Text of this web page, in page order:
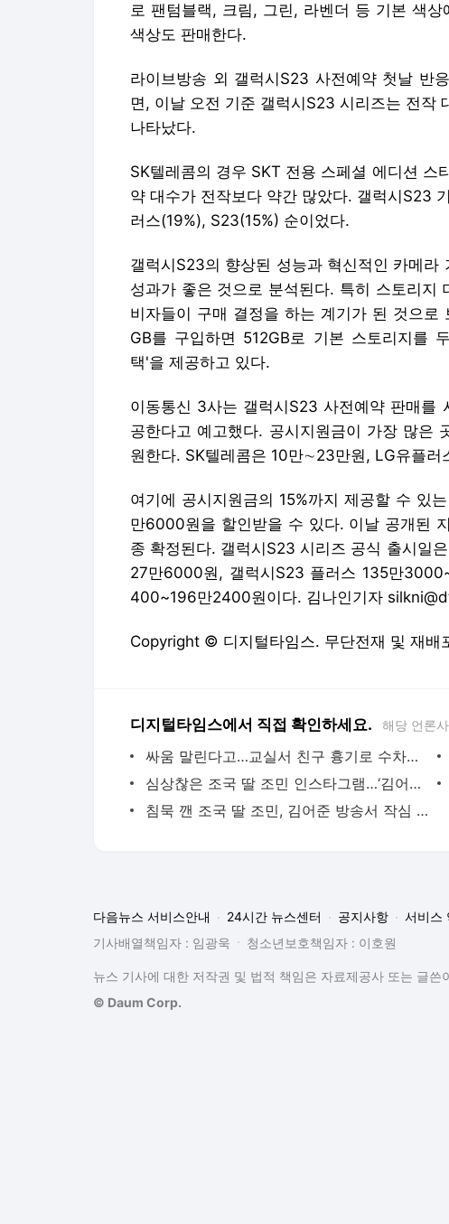
로 팬텀블랙, 크림, 그린, 라벤더 등 기본 색
색상도 판매한다.
라이브방송 외 갤럭시S23 사전예약 첫날 반
면, 이날 오전 기준 갤럭시S23 시리즈는 전작
나타났다.
SK텔레콤의 경우 SKT 전용 스페셜 에디션 스
약 대수가 전작보다 약간 많았다. 갤럭시S23
러스(19%), S23(15%) 순이었다.
갤럭시S23의 향상된 성능과 혁신적인 카메라
성과가 좋은 것으로 분석된다. 특히 스토리지
비자들이 구매 결정을 하는 계기가 된 것으
GB를 구입하면 512GB로 기본 스토리지를
택'을 제공하고 있다.
이동통신 3사는 갤럭시S23 사전예약 판매를
공한다고 예고했다. 공시지원금이 가장 많은
원한다. SK텔레콤은 10만∼23만원, LG유플
여기에 공시지원금의 15%까지 제공할 수 있
만6000원을 할인받을 수 있다. 이날 공개된
종 확정된다. 갤럭시S23 시리즈 공식 출시일
27만6000원, 갤럭시S23 플러스 135만
400~196만2400원이다. 김나인기자
Copyright © 디지털타임스. 무단전재 및 재배
디지털타임스에서 직접 확인하세요. 해당 언론
싸움 말린다고…교실서 친구 흉기로 수차례 찌른 중학생
심상찮은 조국 딸 조민 인스타그램…‘김어준 방송’ 출연 하루 만 팔로워 ‘7배 폭증’
침묵 깬 조국 딸 조민, 김어준 방송서 작심 발언 “저도 ‘정치적 의견’ 있지만…”
다음뉴스 서비스안내 24시간 뉴스센터 공지사항
서비스
기사배열책임자 : 임광욱
청소년보호책임자 : 이호원
뉴스 기사에 대한 저작권 및 법적 책임은 자료제공사 또는 글
© Daum Corp.